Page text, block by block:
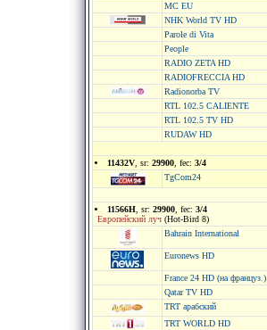
MC EU
NHK World TV HD
Parole di Vita
People
RADIO ZETA HD
RADIOFRECCIA HD
Radionorba TV
RTL 102.5 CALIENTE
RTL 102.5 TV HD
RUDAW HD
11432V , sr: 29900 , fec: 3/4
TgCom24
11566H , sr: 29900 , fec: 3/4
Европейский луч (Hot-Bird 8)
Bahrain International
Euronews HD
France 24 HD (на француз.)
Qatar TV HD
TRT арабский
TRT WORLD HD